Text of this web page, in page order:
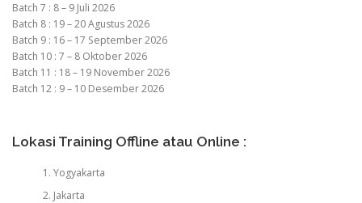
Batch 7 : 8 – 9 Juli 2026
Batch 8 : 19 – 20 Agustus 2026
Batch 9 : 16 – 17 September 2026
Batch 10 : 7 – 8 Oktober 2026
Batch 11 : 18 – 19 November 2026
Batch 12 : 9 – 10 Desember 2026
Lokasi Training Offline atau Online :
Yogyakarta
Jakarta